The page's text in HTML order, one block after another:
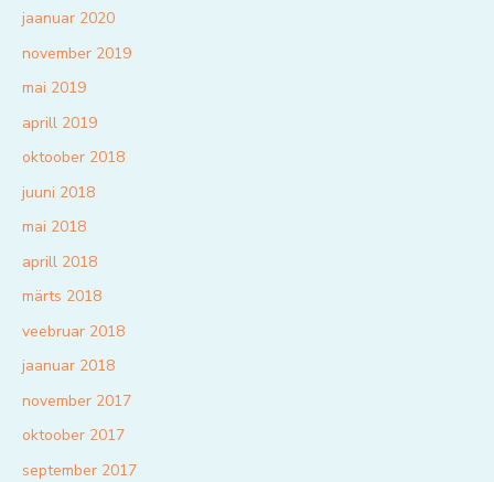
jaanuar 2020
november 2019
mai 2019
aprill 2019
oktoober 2018
juuni 2018
mai 2018
aprill 2018
märts 2018
veebruar 2018
jaanuar 2018
november 2017
oktoober 2017
september 2017